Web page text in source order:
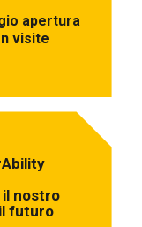
apertura
visite
nostro
futuro